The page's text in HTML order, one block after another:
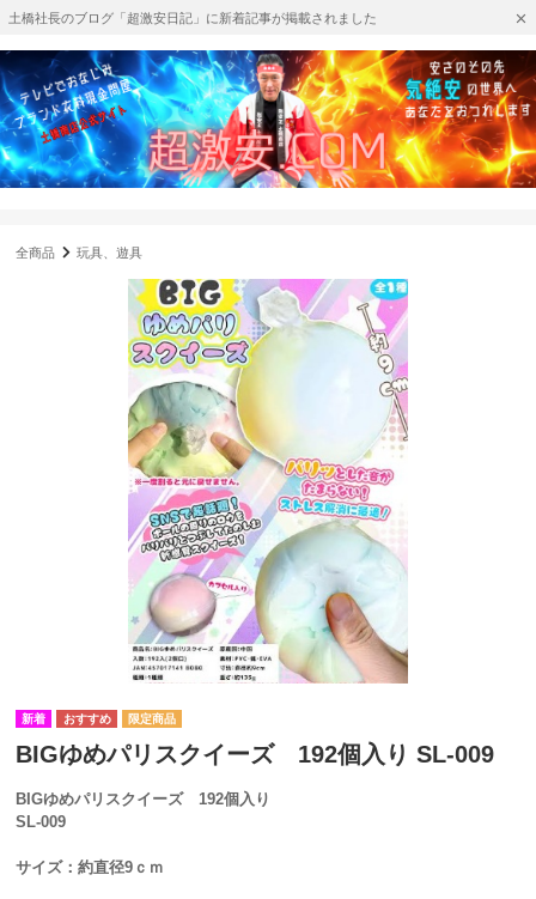
土橋社長のブログ「超激安日記」に新着記事が掲載されました
全商品 玩具、遊具
BIGゆめパリスクイーズ 192個入り SL-009
BIGゆめパリスクイーズ 192個入り
SL-009
サイズ：約直径9ｃｍ